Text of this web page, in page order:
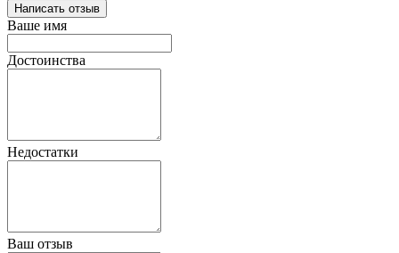
Написать отзыв
Ваше имя
Достоинства
Недостатки
Ваш отзыв